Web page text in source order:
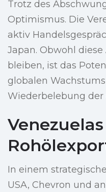
Trotz des
Optimismus. Die
aktiv
Japan. Obwohl
bleiben, ist das
globalen
Wiederbelebung der
Venezuelas
In einem
USA, Chevron und